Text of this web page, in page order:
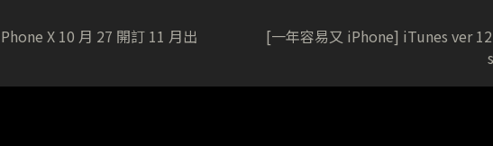
X 10 月 27 開訂 11 月出
[一年容易又 iPhone] iTunes ver